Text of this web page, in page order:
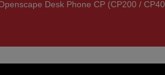
Desk Phone CP (CP200 /